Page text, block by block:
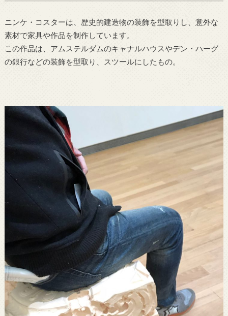
ニンケ・コスターは、歴史的建造物の装飾を型取りし、意外な
素材で家具や作品を制作しています。
この作品は、アムステルダムのキャナルハウスやデン・ハーグ
の銀行などの装飾を型取り、スツールにしたもの。